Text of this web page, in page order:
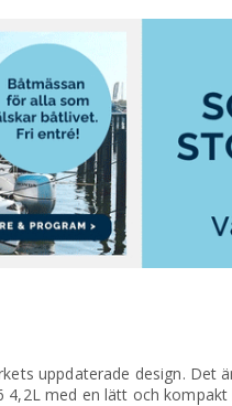
uppdaterade design. Det
med en lätt och